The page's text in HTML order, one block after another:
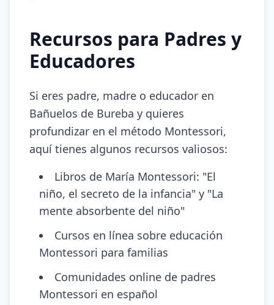
Recursos para Padres y
Educadores
Si eres padre, madre o educador en
Bañuelos de Bureba y quieres
profundizar en el método Montessori,
aquí tienes algunos recursos valiosos:
Libros de María Montessori: "El
niño, el secreto de la infancia" y "La
mente absorbente del niño"
Cursos en línea sobre educación
Montessori para familias
Comunidades online de padres
Montessori en español